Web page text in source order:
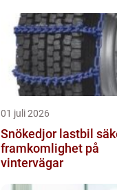
01 juli 2026
Snökedjor lastbil säker
framkomlighet på
vintervägar